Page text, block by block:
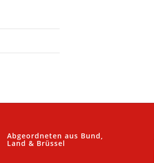
Abgeordneten aus Bund,
Land & Brüssel